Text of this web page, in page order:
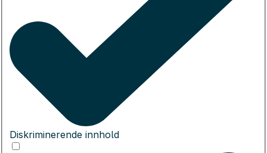
Diskriminerende innhold